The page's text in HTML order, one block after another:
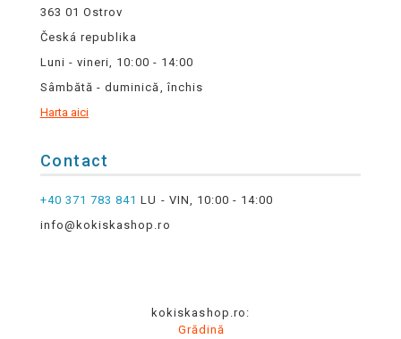
363 01 Ostrov
Česká republika
Luni - vineri, 10:00 - 14:00
Sâmbătă - duminică, închis
Harta aici
Contact
+40 371 783 841 LU - VIN, 10:00 - 14:00
info@kokiskashop.ro
kokiskashop.ro:
Grădină